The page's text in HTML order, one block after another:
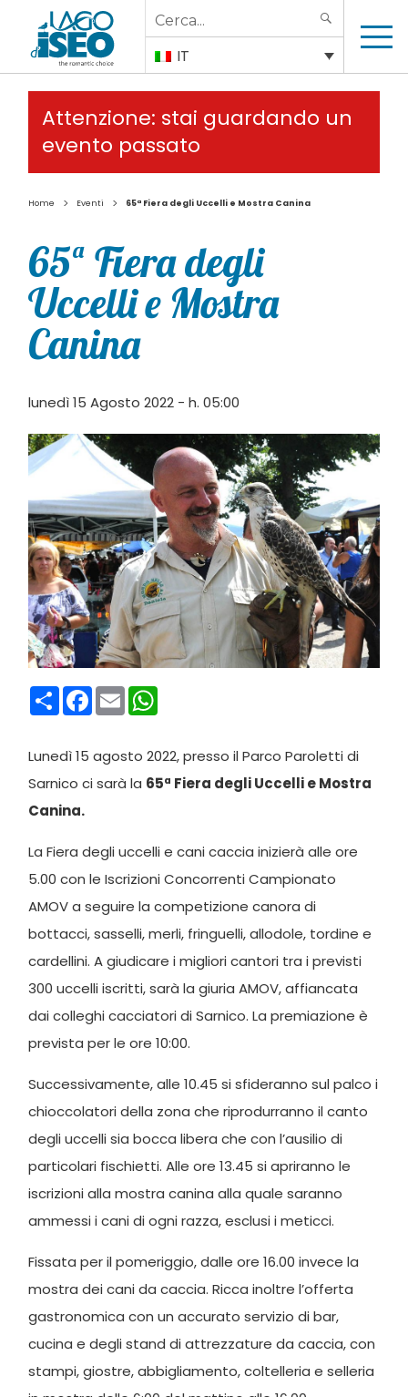
Search
for:
IT
Attenzione: stai guardando un
evento passato
Home > Eventi > 65ª Fiera degli Uccelli e Mostra Canina
65ª Fiera degli
Uccelli e Mostra
Canina
lunedì 15 Agosto 2022 - h. 05:00
CondividiFacebook
Email
Lunedì 15 agosto 2022, presso il Parco Paroletti di
Sarnico ci sarà la 65ª Fiera degli Uccelli e Mostra
Canina.
La Fiera degli uccelli e cani caccia inizierà alle ore
5.00 con le Iscrizioni Concorrenti Campionato
AMOV a seguire la competizione canora di
bottacci, sasselli, merli, fringuelli, allodole, tordine e
cardellini. A giudicare i migliori cantori tra i previsti
300 uccelli iscritti, sarà la giuria AMOV, affiancata
dai colleghi cacciatori di Sarnico. La premiazione è
prevista per le ore 10:00.
Successivamente, alle 10.45 si sfideranno sul palco i
chioccolatori della zona che riprodurranno il canto
degli uccelli sia bocca libera che con l’ausilio di
particolari fischietti. Alle ore 13.45 si apriranno le
iscrizioni alla mostra canina alla quale saranno
ammessi i cani di ogni razza, esclusi i meticci.
Fissata per il pomeriggio, dalle ore 16.00 invece la
mostra dei cani da caccia. Ricca inoltre l’offerta
gastronomica con un accurato servizio di bar,
cucina e degli stand di attrezzature da caccia, con
stampi, giostre, abbigliamento, coltelleria e selleria